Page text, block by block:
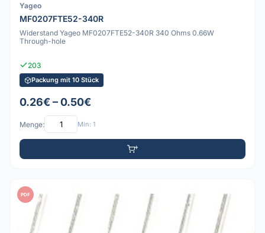
Yageo
MF0207FTE52-340R
Widerstand Yageo MF0207FTE52-340R 340 Ohms 0.66W
Through-hole
203
Packung mit 10 Stück
0.26€ – 0.50€
Menge: Min: 1
PDF